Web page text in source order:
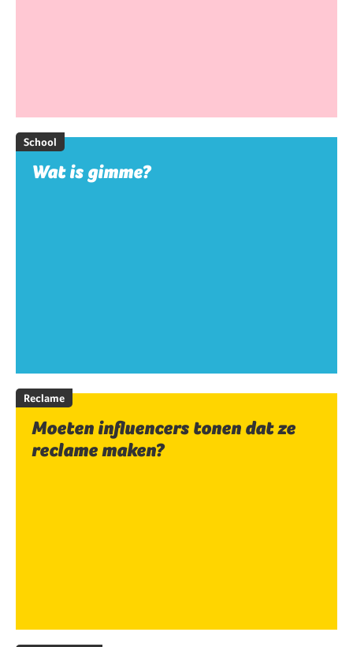
School
Wat is gimme?
Reclame
Moeten influencers tonen dat ze
reclame maken?